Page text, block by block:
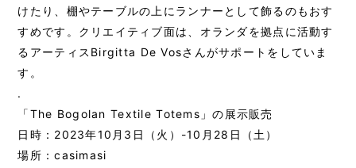
けたり、棚やテーブルの上にランナーとして飾るのもおす
すめです。 クリエイティブ面は、 オランダを拠点に活動す
るアーティス Birgitta De Vosさんがサポートをしていま
す。
.
「The Bogolan Textile Totems」の展示販売
日時：2023年10月3日（火）-10月28日（土）
場所：casimasi